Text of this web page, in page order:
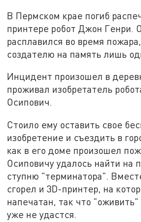
В Пермском крае погиб
принтере робот Джон Генри.
расплавился во время
создателю на память лишь
Инцидент произошел в
проживал изобретатель
Осипович.
Стоило ему оставить свое
изобретение и съездить в
как в его доме произошел
Осиповичу удалось найти на
ступню "терминатора".
сгорел и 3D-принтер, на
напечатан, так что "оживить"
уже не удастся.